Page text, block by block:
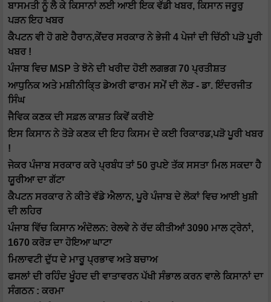
ਬਾਸਮਤੀ ਨੂੰ ਲੈ ਕੇ ਕਿਸਾਨਾਂ ਲਈ ਆਈ ਇਕ ਵੱਡੀ ਖਬਰ, ਕਿਸਾਨ ਜਰੂਰੁ
ਪੜਨ ਇਹ ਖਬਰ
ਕੈਪਟਨ ਵੀ ਹੋ ਗਏ ਹੈਰਾਨ,ਕੇਂਦਰ ਸਰਕਾਰ ਨੇ ਭੇਜੀ 4 ਪੇਜਾਂ ਦੀ ਚਿੱਠੀ ਪੜੋ ਪੂਰੀ
ਖਬਰ !
ਪੰਜਾਬ ਵਿਚ MSP ਤੇ ਝੋਨੇ ਦੀ ਖਰੀਦ ਹੋਈ ਲਗਭਗ 70 ਪ੍ਰਤੀਸ਼ਤ
ਆਧੁਨਿਕ ਅਤੇ ਮਸ਼ੀਨੀਕਿ੍ਤ ਡੇਅਰੀ ਫਾਰਮ ਸਮੇਂ ਦੀ ਲੋੜ - ਡਾ. ਇੰਦਰਜੀਤ
ਸਿੰਘ
ਜੈਵਿਕ ਕਣਕ ਦੀ ਸਫ਼ਲ ਕਾਸ਼ਤ ਕਿਵੇਂ ਕਰੀਏ
ਇਸ ਕਿਸਾਨ ਨੇ ਤੋੜੇ ਕਣਕ ਦੀ ਇਹ ਕਿਸਮ ਦੇ ਕਈ ਰਿਕਾਰਡ,ਪੜੋ ਪੂਰੀ ਖਬਰ
!
ਜੇਕਰ ਪੰਜਾਬ ਸਰਕਾਰ ਕਰੇ ਪ੍ਰਬੰਧ ਤਾਂ 50 ਰੁਪਏ ਤੱਕ ਸਸਤਾ ਮਿਲ ਸਕਦਾ ਹੈ
ਯੂਰੀਆ ਦਾ ਗੱਟਾ
ਕੈਪਟਨ ਸਰਕਾਰ ਨੇ ਕੀਤੇ ਵੱਡੇ ਐਲਾਨ, ਪੂਰੇ ਪੰਜਾਬ ਦੇ ਲੋਕਾਂ ਵਿਚ ਆਈ ਖੁਸ਼ੀ
ਦੀ ਲਹਿਰ
ਪੰਜਾਬ ਵਿੱਚ ਕਿਸਾਨ ਅੰਦੋਲਨ: ਰੇਲਵੇ ਨੇ ਰੱਦ ਕੀਤੀਆਂ 3090 ਮਾਲ ਟ੍ਰੇਨਾਂ,
1670 ਕਰੋੜ ਦਾ ਹੋਇਆ ਘਾਟਾ
ਮਿਲਾਵਟੀ ਦੁੱਧ ਦੇ ਮਾਰੂ ਪ੍ਰਭਾਵ ਅਤੇ ਬਚਾਅ
ਫਸਲਾਂ ਦੀ ਰਹਿੰਦ ਖੂੰਹਦ ਦੀ ਵਾਤਾਵਰਨ ਪੱਖੀ ਸੰਭਾਲ ਕਰਨ ਵਾਲੇ ਕਿਸਾਨਾਂ ਦਾ
ਸੰਗਠਨ : ਕਰਮਾ